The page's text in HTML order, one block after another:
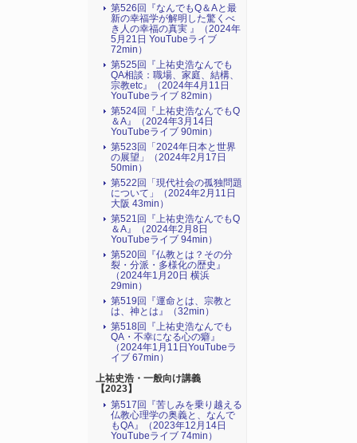
第526回『なんでもQ＆Aと最
新の幸福学が解明した驚くべ
き人の幸福の真実 』（2024年
5月21日 YouTubeライブ
72min）
第525回『上祐史浩なんでも
QA相談：職場、家庭、結構、
宗教etc』（2024年4月11日
YouTubeライブ 82min）
第524回『上祐史浩なんでもQ
＆A』（2024年3月14日
YouTubeライブ 90min）
第523回「2024年日本と世界
の展望」（2024年2月17日
50min）
第522回「現代社会の孤独問題
について」（2024年2月11日
大阪 43min）
第521回『上祐史浩なんでもQ
＆A』（2024年2月8日
YouTubeライブ 94min）
第520回『仏教とは？その分
裂・分派・多様化の歴史』
（2024年1月20日 横浜
29min）
第519回『運命とは、宗教と
は、神とは』（32min）
第518回『上祐史浩なんでも
QA・不幸になる心の癖』
（2024年1月11日YouTubeラ
イブ 67min）
上祐史浩・一般向け講義
【2023】
第517回『苦しみを乗り越える
仏教心理学の奥義と、なんで
もQA』（2023年12月14日
YouTubeライブ 74min）